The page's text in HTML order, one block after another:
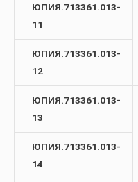
ЮПИЯ.713361.013-
11
ЮПИЯ.713361.013-
12
ЮПИЯ.713361.013-
13
ЮПИЯ.713361.013-
14